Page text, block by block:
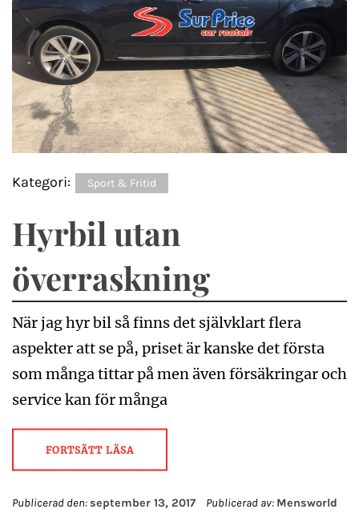
Kategori: Sport & Fritid
Hyrbil utan
överraskning
När jag hyr bil så finns det självklart flera
aspekter att se på, priset är kanske det första
som många tittar på men även försäkringar och
service kan för många
FORTSÄTT LÄSA
Publicerad den:september 13, 2017 Publicerad av: Mensworld